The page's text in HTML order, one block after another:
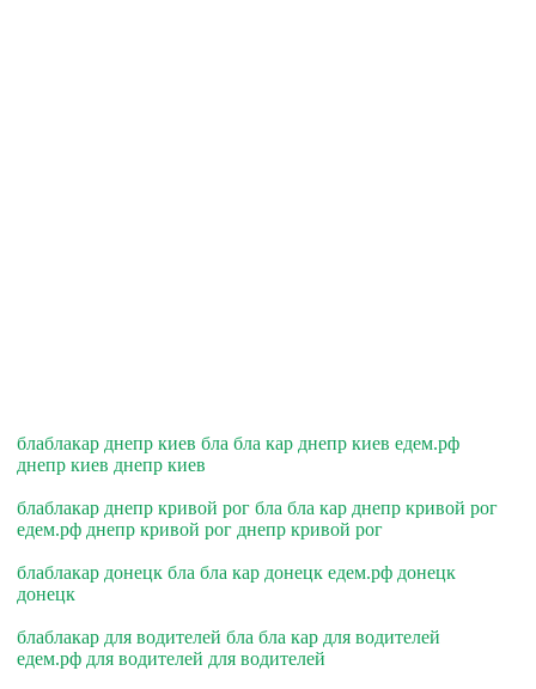
блаблакар днепр киев бла бла кар днепр киев едем.рф
днепр киев днепр киев
блаблакар днепр кривой рог бла бла кар днепр кривой рог
едем.рф днепр кривой рог днепр кривой рог
блаблакар донецк бла бла кар донецк едем.рф донецк
донецк
блаблакар для водителей бла бла кар для водителей
едем.рф для водителей для водителей